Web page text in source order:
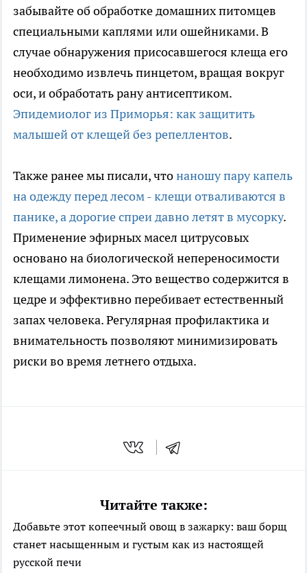
забывайте об обработке домашних питомцев
специальными каплями или ошейниками. В
случае обнаружения присосавшегося клеща его
необходимо извлечь пинцетом, вращая вокруг
оси, и обработать рану антисептиком.
Эпидемиолог из Приморья: как защитить
малышей от клещей без репеллентов.
Также ранее мы писали, чтонаношу пару капель
на одежду перед лесом - клещи отваливаются в
панике, а дорогие спреи давно летят в мусорку.
Применение эфирных масел цитрусовых
основано на биологической непереносимости
клещами лимонена. Это вещество содержится в
цедре и эффективно перебивает естественный
запах человека. Регулярная профилактика и
внимательность позволяют минимизировать
риски во время летнего отдыха.
Читайте также:
Добавьте этот копеечный овощ в зажарку: ваш борщ
станет насыщенным и густым как из настоящей
русской печи